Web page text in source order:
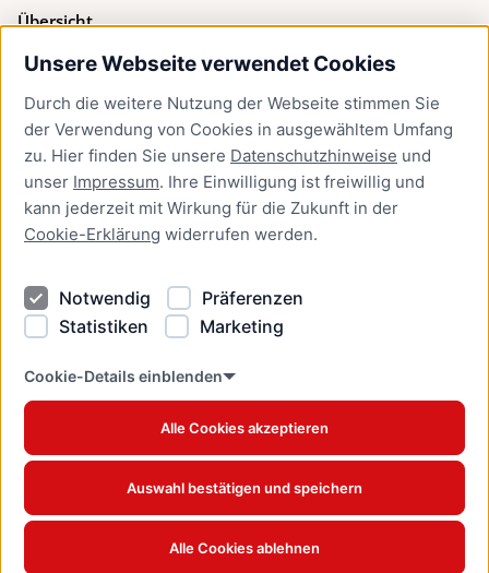
Unsere Webseite verwendet Cookies
Durch die weitere Nutzung der Webseite stimmen Sie
der Verwendung von Cookies in ausgewähltem Umfang
zu. Hier finden Sie unsere Datenschutzhinweise und
unser Impressum. Ihre Einwilligung ist freiwillig und
kann jederzeit mit Wirkung für die Zukunft in der
Cookie-Erklärung widerrufen werden.
Notwendig
Präferenzen
Statistiken
Marketing
Cookie-Details einblenden
Alle Cookies akzeptieren
Auswahl bestätigen und speichern
Alle Cookies ablehnen
Übersicht
Bürgerservice
Presse
Newsletter Lübeck:kompakt
Kontakt
Kontakt
Datenschutzhinweise
Barrierefreiheit
Cookie Erklärung
www.luebeck.de